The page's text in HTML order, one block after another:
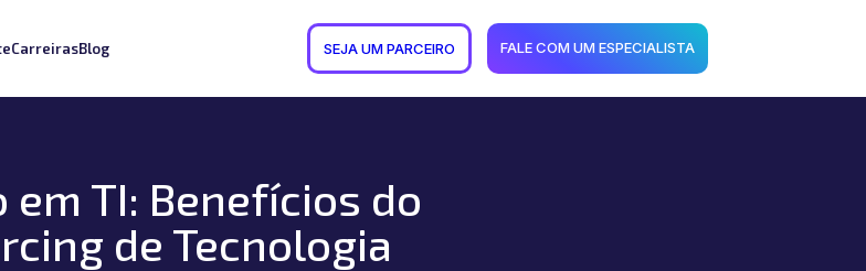
CarreirasBlog SEJA UM PARCEIRO FALE COM UM ESPECIALISTA
em TI: Benefícios do
de Tecnologia